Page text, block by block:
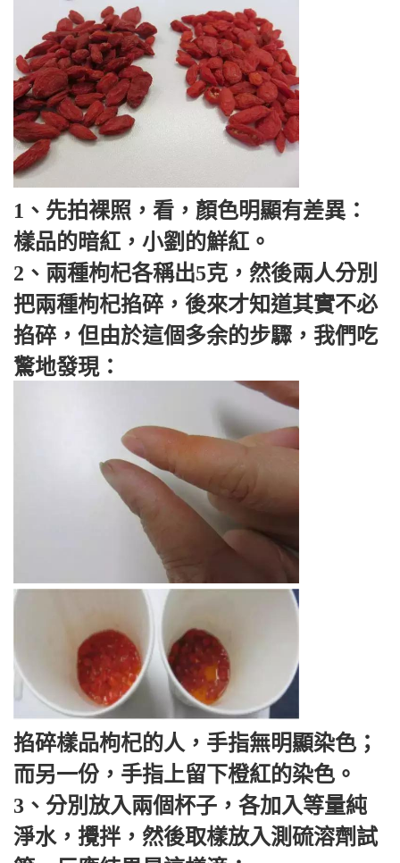
1、先拍裸照，看，顏色明顯有差異：
樣品的暗紅，小劉的鮮紅。
2、兩種枸杞各稱出5克，然後兩人分別
把兩種枸杞掐碎，後來才知道其實不必
掐碎，但由於這個多余的步驟，我們吃
驚地發現：
掐碎樣品枸杞的人，手指無明顯染色；
而另一份，手指上留下橙紅的染色。
3、分別放入兩個杯子，各加入等量純
淨水，攪拌，然後取樣放入測硫溶劑試